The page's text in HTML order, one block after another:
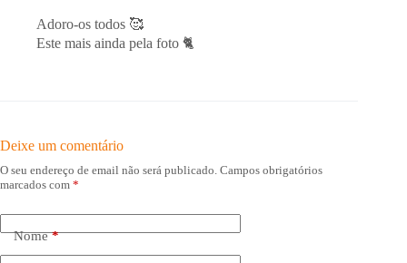
Adoro-os todos 🥰
Este mais ainda pela foto 🐈
Deixe um comentário
O seu endereço de email não será publicado. Campos obrigatórios
marcados com *
Nome*